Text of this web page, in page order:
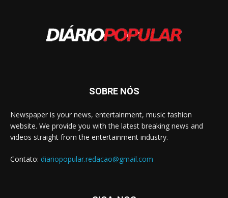
SOBRE NÓS
Newspaper is your news, entertainment, music fashion
website. We provide you with the latest breaking news and
videos straight from the entertainment industry.
Contato: diariopopular.redacao@gmail.com